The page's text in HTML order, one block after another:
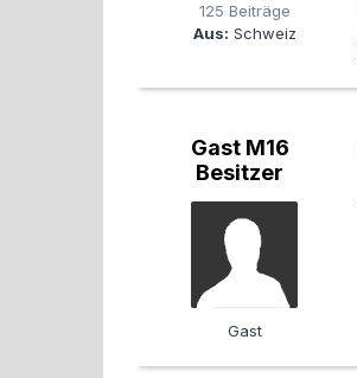
125 Beiträge
Aus: Schweiz
Gast M16
Besitzer
Gast